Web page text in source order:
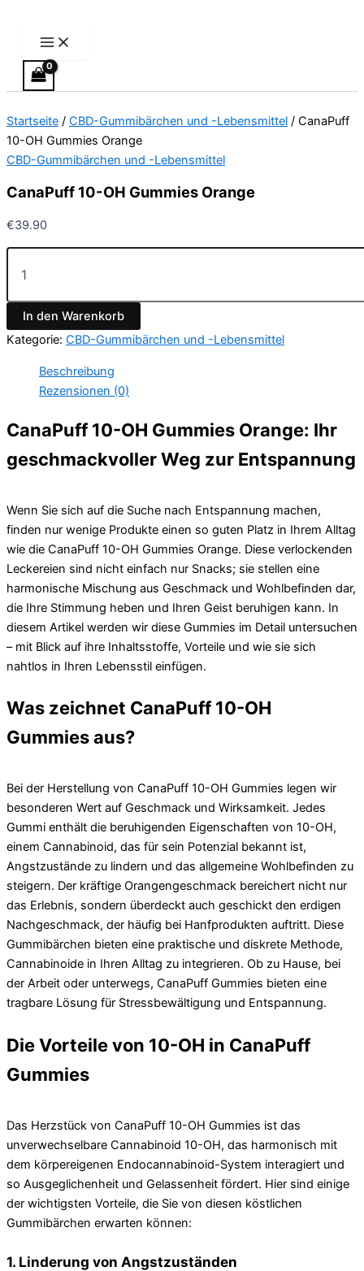
springen
Startseite / CBD-Gummibärchen und -Lebensmittel / CanaPuff
10-OH Gummies Orange
CBD-Gummibärchen und -Lebensmittel
CanaPuff 10-OH Gummies Orange
€39.90
Orange
Menge
In den Warenkorb
Kategorie: CBD-Gummibärchen und -Lebensmittel
Beschreibung
Rezensionen (0)
CanaPuff 10-OH Gummies Orange: Ihr
geschmackvoller Weg zur Entspannung
Wenn Sie sich auf die Suche nach Entspannung machen,
finden nur wenige Produkte einen so guten Platz in Ihrem Alltag
wie die CanaPuff 10-OH Gummies Orange. Diese verlockenden
Leckereien sind nicht einfach nur Snacks; sie stellen eine
harmonische Mischung aus Geschmack und Wohlbefinden dar,
die Ihre Stimmung heben und Ihren Geist beruhigen kann. In
diesem Artikel werden wir diese Gummies im Detail untersuchen
– mit Blick auf ihre Inhaltsstoffe, Vorteile und wie sie sich
nahtlos in Ihren Lebensstil einfügen.
Was zeichnet CanaPuff 10-OH
Gummies aus?
Bei der Herstellung von CanaPuff 10-OH Gummies legen wir
besonderen Wert auf Geschmack und Wirksamkeit. Jedes
Gummi enthält die beruhigenden Eigenschaften von 10-OH,
einem Cannabinoid, das für sein Potenzial bekannt ist,
Angstzustände zu lindern und das allgemeine Wohlbefinden zu
steigern. Der kräftige Orangengeschmack bereichert nicht nur
das Erlebnis, sondern überdeckt auch geschickt den erdigen
Nachgeschmack, der häufig bei Hanfprodukten auftritt. Diese
Gummibärchen bieten eine praktische und diskrete Methode,
Cannabinoide in Ihren Alltag zu integrieren. Ob zu Hause, bei
der Arbeit oder unterwegs, CanaPuff Gummies bieten eine
tragbare Lösung für Stressbewältigung und Entspannung.
Die Vorteile von 10-OH in CanaPuff
Gummies
Das Herzstück von CanaPuff 10-OH Gummies ist das
unverwechselbare Cannabinoid 10-OH, das harmonisch mit
dem körpereigenen Endocannabinoid-System interagiert und
so Ausgeglichenheit und Gelassenheit fördert. Hier sind einige
der wichtigsten Vorteile, die Sie von diesen köstlichen
Gummibärchen erwarten können:
1. Linderung von Angstzuständen